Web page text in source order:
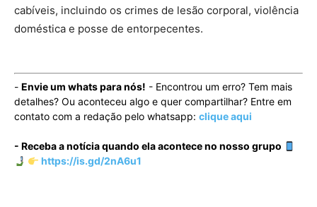
cabíveis, incluindo os crimes de lesão corporal, violência
doméstica e posse de entorpecentes.
- Envie um whats para nós! - Encontrou um erro? Tem mais
detalhes? Ou aconteceu algo e quer compartilhar? Entre em
contato com a redação pelo whatsapp: clique aqui
- Receba a notícia quando ela acontece no nosso grupo
https://is.gd/2nA6u1